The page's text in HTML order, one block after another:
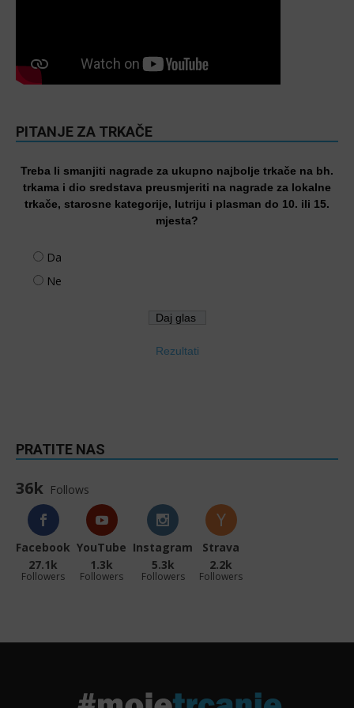
PITANJE ZA TRKAČE
Treba li smanjiti nagrade za ukupno najbolje trkače na bh.
trkama i dio sredstava preusmjeriti na nagrade za lokalne
trkače, starosne kategorije, lutriju i plasman do 10. ili 15.
mjesta?
Da
Ne
Rezultati
PRATITE NAS
36k Follows
Facebook
27.1k
Followers
YouTube
1.3k
Followers
Instagram
5.3k
Followers
Strava
2.2k
Followers